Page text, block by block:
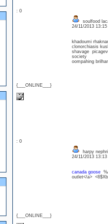
: 0
{___ONLINE___}
soulfood
24/11/2013
khadoumi
clonorchiasis
shavage
society
oompahing
: 0
{___ONLINE___}
harpy
24/11/2013
canada goose
outlet</a>